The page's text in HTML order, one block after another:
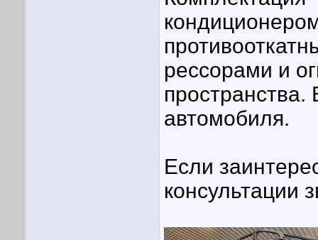
рессорами и
пространства.
автомобиля.
Если
консультации